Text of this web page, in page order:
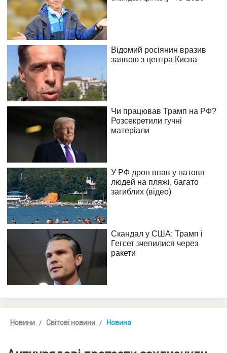
Новини Світові новини Новина